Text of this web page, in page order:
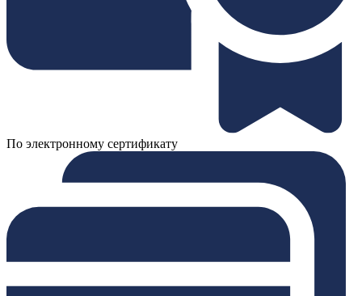
По электронному сертификату